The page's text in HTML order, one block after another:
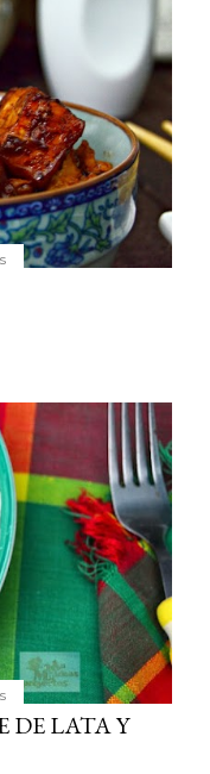
DE LATA Y